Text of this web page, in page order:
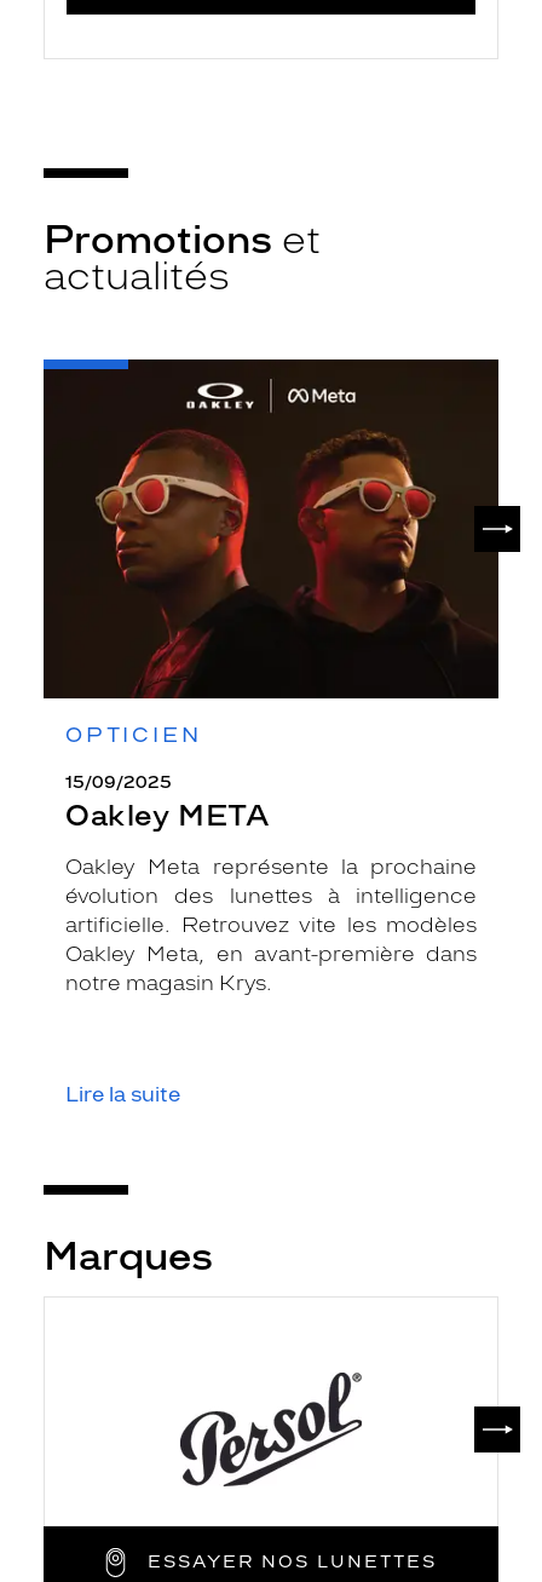
Promotions et
actualités
OPTICIEN
15/09/2025
Oakley META
Oakley Meta représente la prochaine
évolution des lunettes à intelligence
artificielle. Retrouvez vite les modèles
Oakley Meta, en avant-première dans
notre magasin Krys.
Lire la suite
-
Marques
ESSAYER NOS LUNETTES